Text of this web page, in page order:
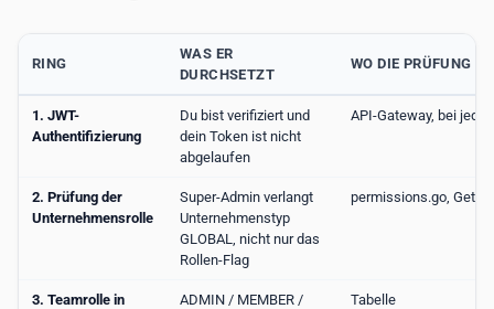
RING
WAS ER
DURCHSETZT
WO DIE PRÜFUNG
1. JWT-
Authentifizierung
Du bist verifiziert und
dein Token ist nicht
abgelaufen
API-Gateway, bei
2. Prüfung der
Unternehmensrolle
Super-Admin verlangt
Unternehmenstyp
GLOBAL, nicht nur das
Rollen-Flag
permissions.go,
3. Teamrolle in
ADMIN / MEMBER /
Tabelle